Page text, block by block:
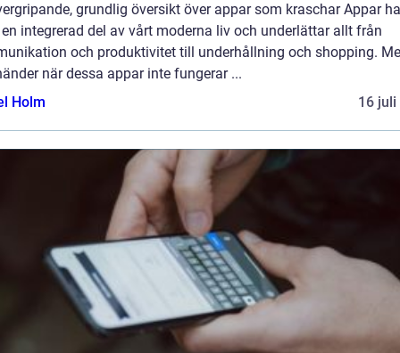
grundlig översikt över appar som kraschar Appar
integrerad del av vårt moderna liv och underlättar allt från
och produktivitet till underhållning och shopping.
när dessa appar inte fungerar ...
Holm
16 juli